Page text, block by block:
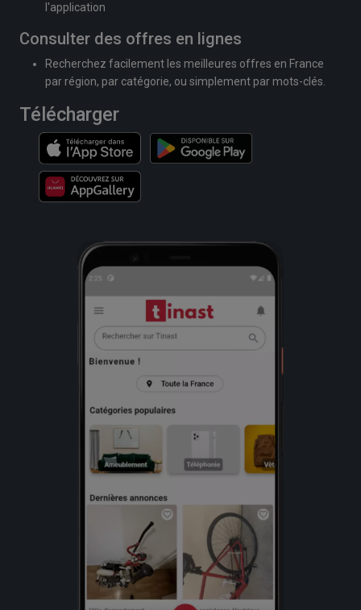
l'application
Consulter des offres en lignes
Recherchez facilement les meilleures offres en France
par région, par catégorie, ou simplement par mots-clés.
Télécharger